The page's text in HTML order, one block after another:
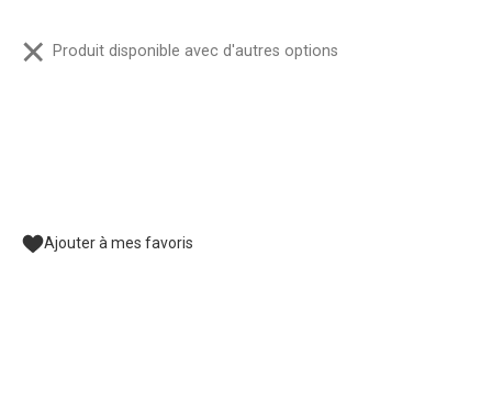
Produit disponible avec d'autres options
Ajouter à mes favoris